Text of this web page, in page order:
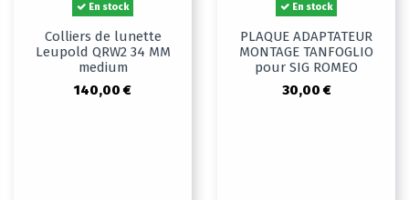
En stock
Colliers de lunette
Leupold QRW2 34 MM
medium
140,00 €
En stock
PLAQUE ADAPTATEUR
MONTAGE TANFOGLIO
pour SIG ROMEO
30,00 €